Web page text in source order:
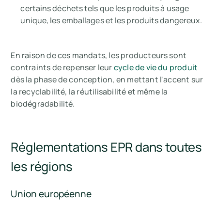
certains déchets tels que les produits à usage
unique, les emballages et les produits dangereux.
En raison de ces mandats, les producteurs sont
contraints de repenser leurcycle de vie du produit
dès la phase de conception, en mettant l'accent sur
la recyclabilité, la réutilisabilité et même la
biodégradabilité.
Réglementations EPR dans toutes
les régions
Union européenne